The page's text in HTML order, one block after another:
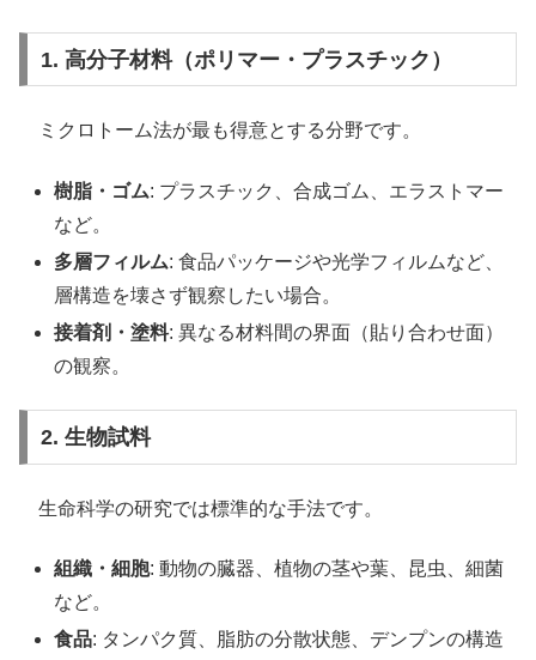
1. 高分子材料（ポリマー・プラスチック）
ミクロトーム法が最も得意とする分野です。
樹脂・ゴム: プラスチック、合成ゴム、エラストマー
など。
多層フィルム: 食品パッケージや光学フィルムなど、
層構造を壊さず観察したい場合。
接着剤・塗料: 異なる材料間の界面（貼り合わせ面）
の観察。
2. 生物試料
生命科学の研究では標準的な手法です。
組織・細胞: 動物の臓器、植物の茎や葉、昆虫、細菌
など。
食品: タンパク質、脂肪の分散状態、デンプンの構造